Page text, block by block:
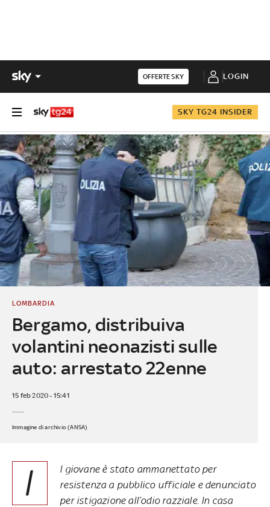
OFFERTE SKY LOGIN
SKY TG24 INSIDER
Bergamo, distribuiva
volantini neonazisti sulle
auto: arrestato 22enne
LOMBARDIA
15 feb 2020 - 15:41
Immagine di archivio (ANSA)
I
l giovane è stato ammanettato per
resistenza a pubblico ufficiale e denunciato
per istigazione all’odio razziale. In casa